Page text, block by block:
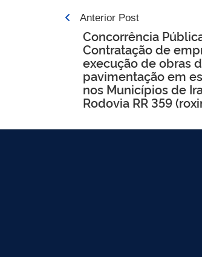
Navegação
Post
Anterior Post
Concorrência
Contratação de
execução de obras
pavimentação em
nos Municípios de
Rodovia RR 359